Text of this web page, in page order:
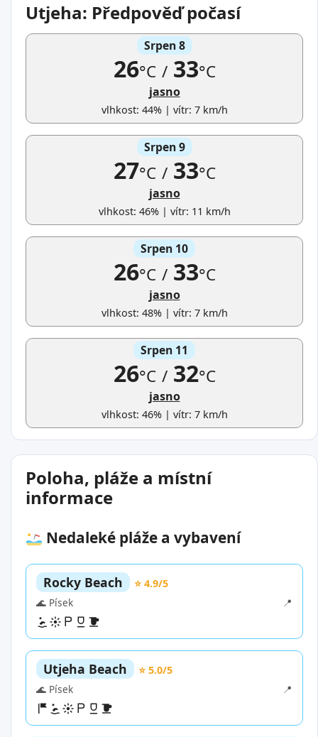
Utjeha: Předpověď počasí
Srpen 8
26°C /33°C
jasno
vlhkost: 44% | vítr: 7 km/h
Srpen 9
27°C /33°C
jasno
vlhkost: 46% | vítr: 11 km/h
Srpen 10
26°C /33°C
jasno
vlhkost: 48% | vítr: 7 km/h
Srpen 11
26°C /32°C
jasno
vlhkost: 46% | vítr: 7 km/h
Poloha, pláže a místní
informace
Nedaleké pláže a vybavení
Rocky Beach
⭐ 4.9/5
🌊 Písek
📍
Utjeha Beach
⭐ 5.0/5
🌊 Písek
📍